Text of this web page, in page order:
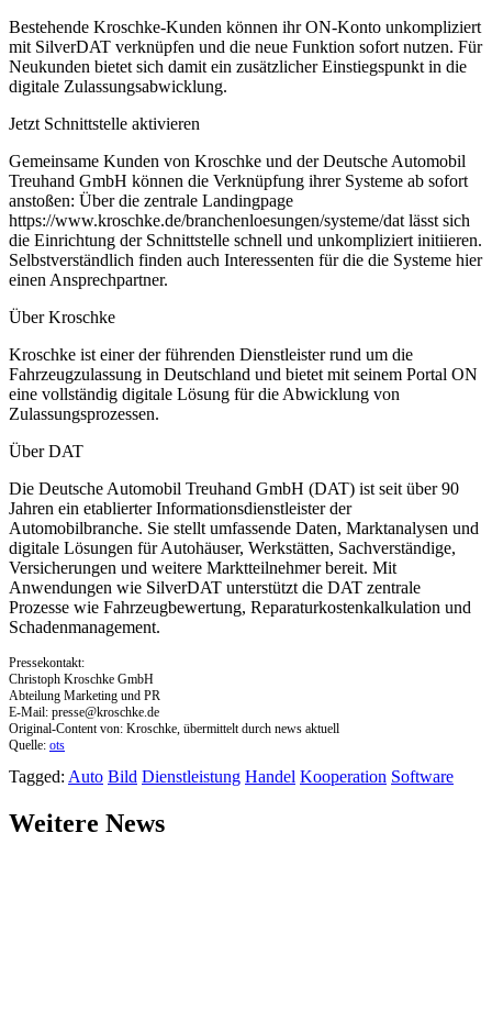
Bestehende Kroschke-Kunden können ihr ON-Konto unkompliziert
mit SilverDAT verknüpfen und die neue Funktion sofort nutzen. Für
Neukunden bietet sich damit ein zusätzlicher Einstiegspunkt in die
digitale Zulassungsabwicklung.
Jetzt Schnittstelle aktivieren
Gemeinsame Kunden von Kroschke und der Deutsche Automobil
Treuhand GmbH können die Verknüpfung ihrer Systeme ab sofort
anstoßen: Über die zentrale Landingpage
https://www.kroschke.de/branchenloesungen/systeme/dat lässt sich
die Einrichtung der Schnittstelle schnell und unkompliziert initiieren.
Selbstverständlich finden auch Interessenten für die die Systeme hier
einen Ansprechpartner.
Über Kroschke
Kroschke ist einer der führenden Dienstleister rund um die
Fahrzeugzulassung in Deutschland und bietet mit seinem Portal ON
eine vollständig digitale Lösung für die Abwicklung von
Zulassungsprozessen.
Über DAT
Die Deutsche Automobil Treuhand GmbH (DAT) ist seit über 90
Jahren ein etablierter Informationsdienstleister der
Automobilbranche. Sie stellt umfassende Daten, Marktanalysen und
digitale Lösungen für Autohäuser, Werkstätten, Sachverständige,
Versicherungen und weitere Marktteilnehmer bereit. Mit
Anwendungen wie SilverDAT unterstützt die DAT zentrale
Prozesse wie Fahrzeugbewertung, Reparaturkostenkalkulation und
Schadenmanagement.
Pressekontakt:
Christoph Kroschke GmbH
Abteilung Marketing und PR
E-Mail: presse@kroschke.de
Original-Content von: Kroschke, übermittelt durch news aktuell
Quelle: ots
Tagged: Auto Bild Dienstleistung Handel Kooperation Software
Weitere News